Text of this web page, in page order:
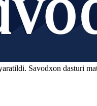
Savodxon dasturi